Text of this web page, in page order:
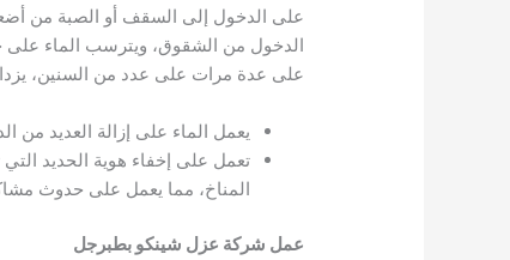
على الدخول إلى السقف أو الصبة من
الدخول من الشقوق، ويترسب الماء على
على عدة مرات على عدد من السنين،
يعمل الماء على إزالة العديد من
تعمل على إخفاء هوية الحديد
المناخ، مما يعمل على حدوث
عمل شركة عزل شينكو بطبرجل